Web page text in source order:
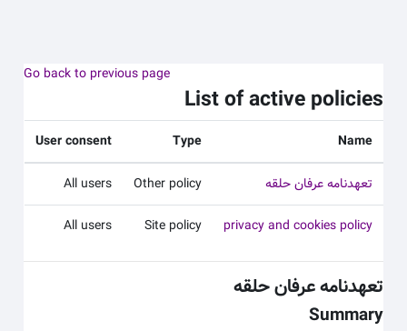
Go back to previous page
List of active policies
Name
Type
User consent
تعهدنامه عرفان حلقه Other policy
All users
privacy and cookies policy
Site policy
All users
تعهدنامه عرفان حلقه
Summary